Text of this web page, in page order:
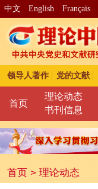
中文 English Français
领导人著作 党的文献
首页
理论动态
书刊信息
首页> 理论动态